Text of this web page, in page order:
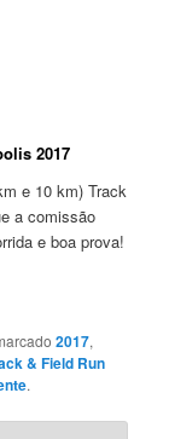
2017
e 10 km) Track
a comissão
e boa prova!
2017,
& Field Run
.